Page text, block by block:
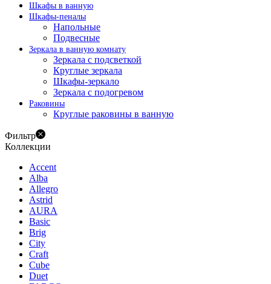
Шкафы в ванную
Шкафы-пеналы
Напольные
Подвесные
Зеркала в ванную комнату
Зеркала с подсветкой
Круглые зеркала
Шкафы-зеркало
Зеркала с подогревом
Раковины
Круглые раковины в ванную
Фильтр
Коллекции
Accent
Alba
Allegro
Astrid
AURA
Basic
Brig
City
Craft
Cube
Duet